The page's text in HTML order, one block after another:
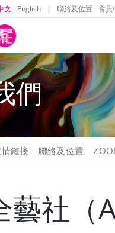
文 English | 聯絡及位置 會員
們
鏈接 聯絡及位置
藝社（